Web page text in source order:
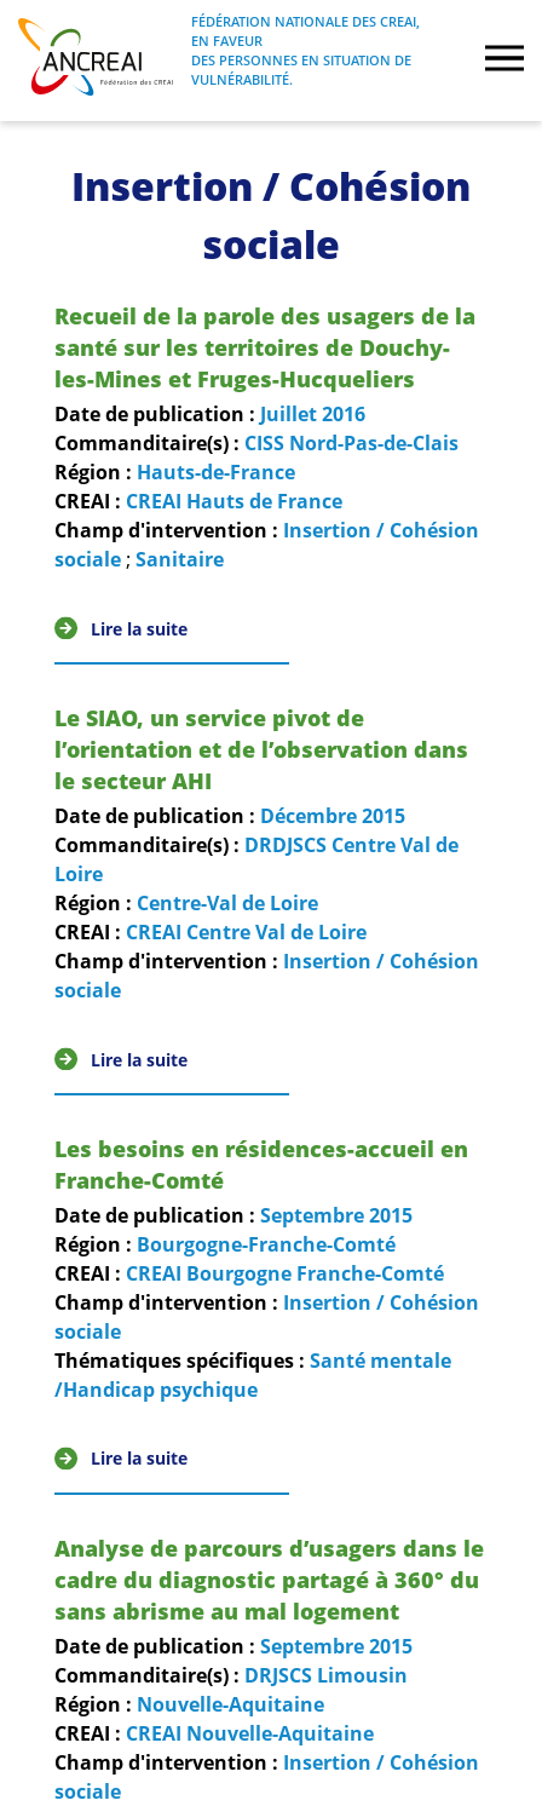
Skip
content
ANCREAI
FÉDÉRATION NATIONALE DES CREAI, EN
FAVEUR DES PERSONNES EN SITUATION
FÉDÉRATION NATIONALE DES CREAI,
EN FAVEUR
DES PERSONNES EN SITUATION DE
VULNÉRABILITÉ.
Formations
Projets Fédéraux
Espace emploi
Guides et outils
Actualités
Insertion / Cohésion
sociale
Recueil de la parole des usagers de la
santé sur les territoires de Douchy-
les-Mines et Fruges-Hucqueliers
Date de publication : Juillet2016
Commanditaire(s) : CISS Nord-Pas-de-Clais
Région : Hauts-de-France
CREAI : CREAI Hauts de France
Champ d'intervention : Insertion / Cohésion
sociale ; Sanitaire
Lire la suite
Le SIAO, un service pivot de
l’orientation et de l’observation dans
le secteur AHI
Date de publication : Décembre2015
Commanditaire(s) : DRDJSCS Centre Val de
Loire
Région : Centre-Val de Loire
CREAI : CREAI Centre Val de Loire
Champ d'intervention : Insertion / Cohésion
sociale
Lire la suite
Les besoins en résidences-accueil en
Franche-Comté
Date de publication : Septembre2015
Région : Bourgogne-Franche-Comté
CREAI : CREAI Bourgogne Franche-Comté
Champ d'intervention : Insertion / Cohésion
sociale
Thématiques spécifiques : Santé mentale
/Handicap psychique
Lire la suite
Analyse de parcours d’usagers dans le
cadre du diagnostic partagé à 360° du
sans abrisme au mal logement
Date de publication : Septembre2015
Commanditaire(s) : DRJSCS Limousin
Région : Nouvelle-Aquitaine
CREAI : CREAI Nouvelle-Aquitaine
Champ d'intervention : Insertion / Cohésion
sociale